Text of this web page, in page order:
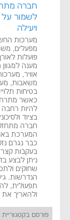
חברה
לשמור על
ויעילה
מערכות
מפעלים,
פועלות
מענה
אוויר,
משאבות,
בטיחות
כאשר
להיות רחבה
בציוד
חברה
המערכת
כבר נגרם
בעקבות
ניתן לבצע
שחוקים
הנדרשות.
תפעולית,
ולהאריך
פורסם בקטגוריית